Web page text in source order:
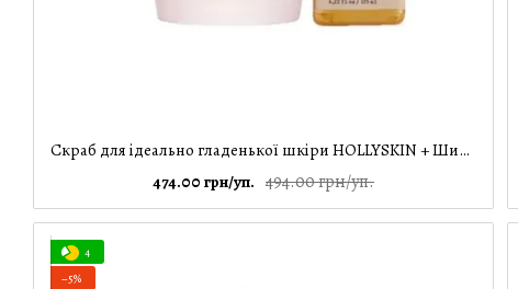
Скраб для ідеально гладенької шкіри HOLLYSKIN + Шиммер HOLLYSKIN Luster Body Shimmer gold
494.00 грн/уп.
474.00 грн/уп.
4
−5%